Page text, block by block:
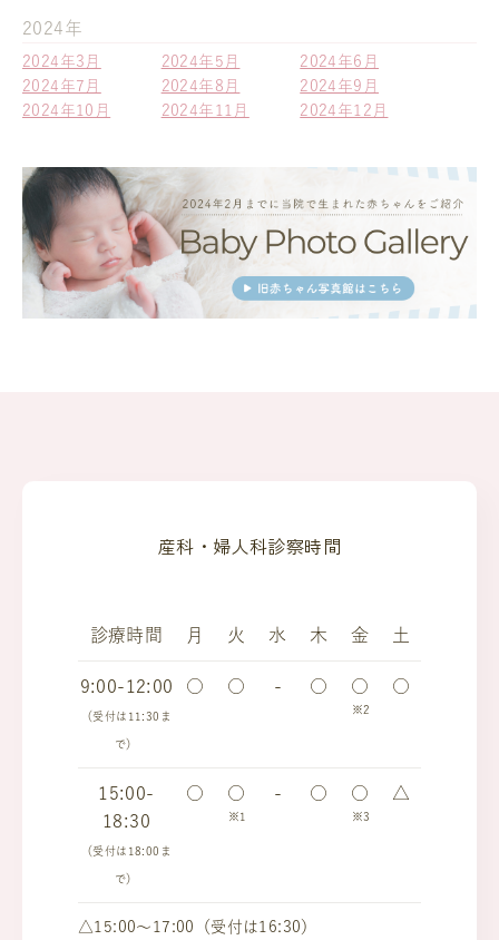
2024年
2024年3月 2024年5月
2024年6月
2024年7月
2024年8月
2024年9月
2024年10月
2024年11月 2024年12月
産科・婦人科診察時間
診療時間 月 火 水 木 金 土
9:00-12:00
（受付は11:30ま
で）
○ ○ - ○ ○
※2
○
15:00-
18:30
（受付は18:00ま
で）
○ ○
※1
- ○ ○
※3
△
△15:00～17:00（受付は16:30）